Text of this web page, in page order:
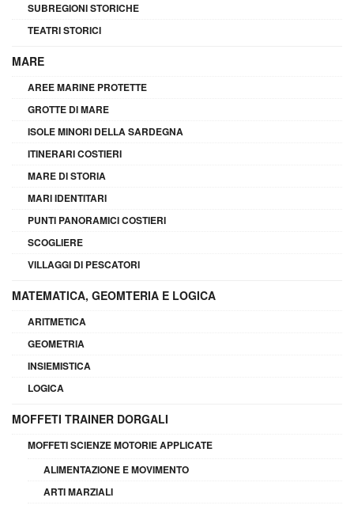
SUBREGIONI STORICHE
TEATRI STORICI
MARE
AREE MARINE PROTETTE
GROTTE DI MARE
ISOLE MINORI DELLA SARDEGNA
ITINERARI COSTIERI
MARE DI STORIA
MARI IDENTITARI
PUNTI PANORAMICI COSTIERI
SCOGLIERE
VILLAGGI DI PESCATORI
MATEMATICA, GEOMTERIA E LOGICA
ARITMETICA
GEOMETRIA
INSIEMISTICA
LOGICA
MOFFETI TRAINER DORGALI
MOFFETI SCIENZE MOTORIE APPLICATE
ALIMENTAZIONE E MOVIMENTO
ARTI MARZIALI